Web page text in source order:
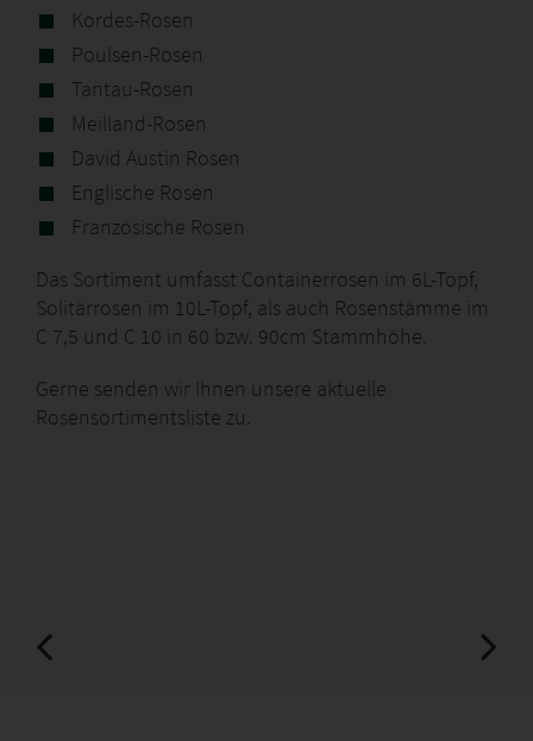
Kordes-Rosen
Poulsen-Rosen
Tantau-Rosen
Meilland-Rosen
David Austin Rosen
Englische Rosen
Französische Rosen
Das Sortiment umfasst Containerrosen im 6L-Topf,
Solitärrosen im 10L-Topf, als auch Rosenstämme im
C 7,5 und C 10 in 60 bzw. 90cm Stammhöhe.
Gerne senden wir Ihnen unsere aktuelle
Rosensortimentsliste zu.